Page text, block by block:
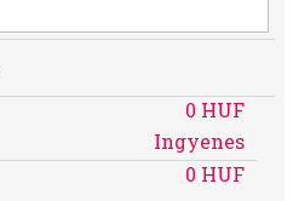
0 HUF
Ingyenes
0 HUF